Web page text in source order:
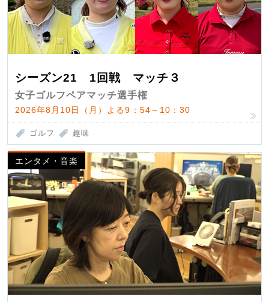
シーズン21 1回戦 マッチ３
女子ゴルフペアマッチ選手権
2026年8月10日（月）よる9：54～10：30
ゴルフ 趣味
エンタメ・音楽